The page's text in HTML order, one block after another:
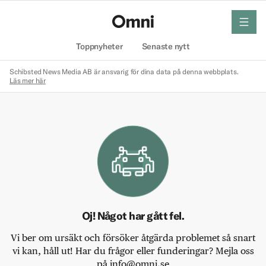
Toppnyheter Senaste nytt
meny
Schibsted News Media AB är ansvarig för dina data på denna webbplats.
Läs mer här
Oj! Något har gått fel.
Vi ber om ursäkt och försöker åtgärda problemet så snart
vi kan, håll ut! Har du frågor eller funderingar? Mejla oss